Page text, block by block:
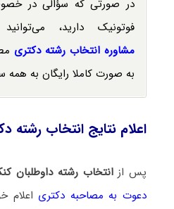
در صورتی که سؤالی در
فوتونیک دارید،
مشاوره انتخاب رشته دکتری
به صورت کاملا رایگان به
اعلام نتایج انتخاب رشته
پس ازانتخاب رشته داوطلبان
دعوت به مصاحبه دکتری اعلام